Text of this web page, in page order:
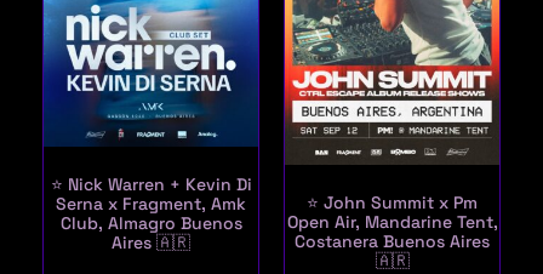
⭐ Nick Warren + Kevin Di
Serna x Fragment, Amk
Club, Almagro Buenos
Aires 🇦🇷
⭐ John Summit x Pm
Open Air, Mandarine Tent,
Costanera Buenos Aires
🇦🇷